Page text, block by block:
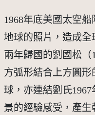
1968年底美國太空
地球的照片，造成
兩年歸國的劉國松（
方弧形結合上方圓
球，亦連結劉氏
景的經驗感受，產